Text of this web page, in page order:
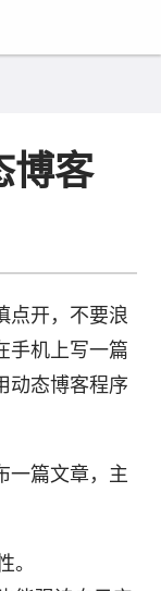
博客
点开，不要浪
手机上写一篇
动态博客程序
一篇文章，主